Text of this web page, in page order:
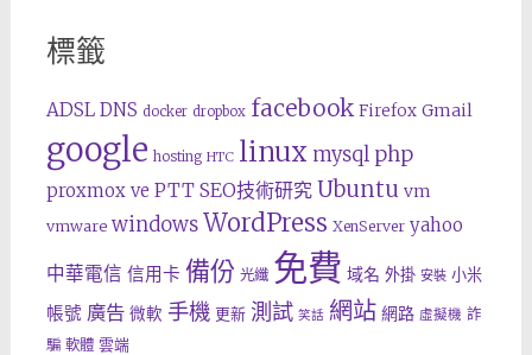
標籤
ADSL DNS docker dropbox facebook Firefox Gmail
google hosting HTC linux mysql php
proxmox ve PTT SEO技術研究 Ubuntu vm
vmware windows WordPress XenServer yahoo
中華電信 信用卡 備份 光纖 免費 域名 外掛 安裝 小米
帳號 廣告 微軟 手機 更新 測試 笑話 網站 網路 虛擬機 詐
騙 軟體 雲端